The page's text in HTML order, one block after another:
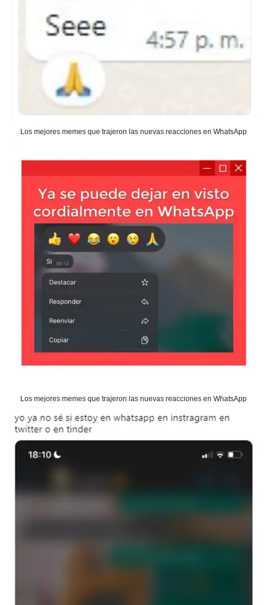
Los mejores memes que trajeron las nuevas reacciones en WhatsApp
Los mejores memes que trajeron las nuevas reacciones en WhatsApp